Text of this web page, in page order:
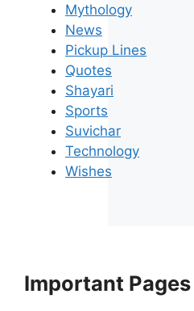
Mythology
News
Pickup Lines
Quotes
Shayari
Sports
Suvichar
Technology
Wishes
Important Pages